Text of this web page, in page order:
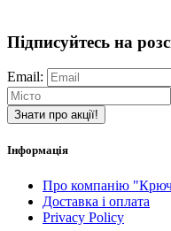
Підписуйтесь на
Email:
Знати про акції!
Інформація
Про компанію
Доставка і оплата
Privacy Policy